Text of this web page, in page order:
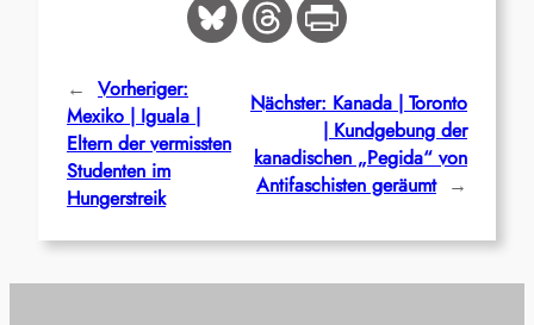
← Vorheriger:
Mexiko | Iguala |
Eltern der vermissten
Studenten im
Hungerstreik
Nächster: Kanada | Toronto
| Kundgebung der
kanadischen „Pegida“ von
Antifaschisten geräumt →